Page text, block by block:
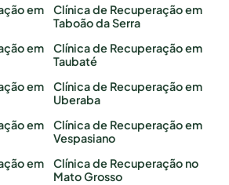
em
em
em
em
em
Clínica de Recuperação em
Taboão da Serra
Clínica de Recuperação em
Taubaté
Clínica de Recuperação em
Uberaba
Clínica de Recuperação em
Vespasiano
Clínica de Recuperação no
Mato Grosso